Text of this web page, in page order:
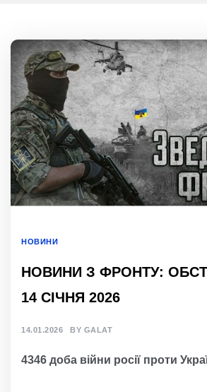
НОВИНИ
НОВИНИ З ФРОНТУ:
14 СІЧНЯ 2026
14.01.2026 BY GALAT
4346 доба війни росії проти